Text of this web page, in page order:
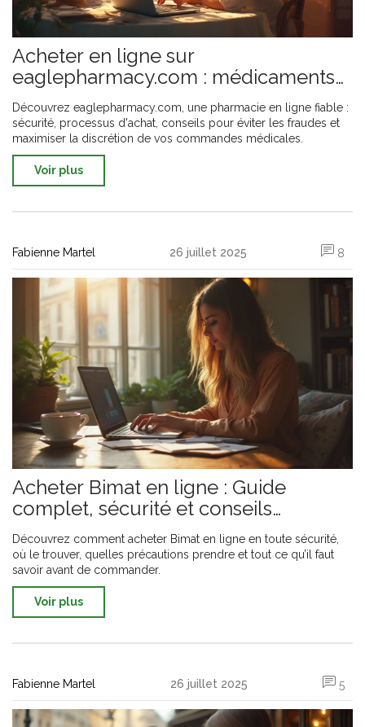
Acheter en ligne sur
eaglepharmacy.com : médicaments
sûrs et conseils essentiels
Découvrez eaglepharmacy.com, une pharmacie en ligne fiable :
sécurité, processus d'achat, conseils pour éviter les fraudes et
maximiser la discrétion de vos commandes médicales.
Voir plus
Fabienne Martel 26 juillet 2025 8
Acheter Bimat en ligne : Guide
complet, sécurité et conseils
pratiques
Découvrez comment acheter Bimat en ligne en toute sécurité,
où le trouver, quelles précautions prendre et tout ce qu’il faut
savoir avant de commander.
Voir plus
Fabienne Martel 26 juillet 2025 5